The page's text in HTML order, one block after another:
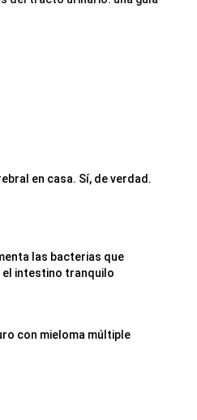
en casa. Sí, de verdad.
las bacterias que
el intestino tranquilo
con mieloma múltiple